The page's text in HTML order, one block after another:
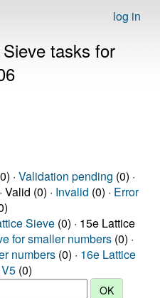
log in
tasks for
· Validation pending (0) ·
Valid (0) · Invalid (0) · Error
Sieve (0) · 15e Lattice
for smaller numbers (0) ·
numbers (0) · 16e Lattice
(0)